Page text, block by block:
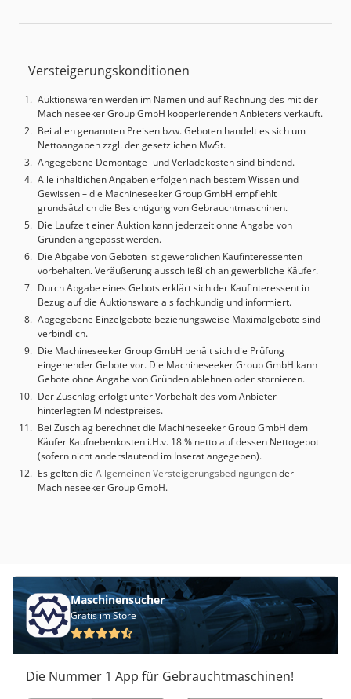
Versteigerungskonditionen
Auktionswaren werden im Namen und auf Rechnung des mit der
Machineseeker Group GmbH kooperierenden Anbieters verkauft.
Bei allen genannten Preisen bzw. Geboten handelt es sich um
Nettoangaben zzgl. der gesetzlichen MwSt.
Angegebene Demontage- und Verladekosten sind bindend.
Alle inhaltlichen Angaben erfolgen nach bestem Wissen und
Gewissen – die Machineseeker Group GmbH empfiehlt
grundsätzlich die Besichtigung von Gebrauchtmaschinen.
Die Laufzeit einer Auktion kann jederzeit ohne Angabe von
Gründen angepasst werden.
Die Abgabe von Geboten ist gewerblichen Kaufinteressenten
vorbehalten. Veräußerung ausschließlich an gewerbliche Käufer.
Durch Abgabe eines Gebots erklärt sich der Kaufinteressent in
Bezug auf die Auktionsware als fachkundig und informiert.
Abgegebene Einzelgebote beziehungsweise Maximalgebote sind
verbindlich.
Die Machineseeker Group GmbH behält sich die Prüfung
eingehender Gebote vor. Die Machineseeker Group GmbH kann
Gebote ohne Angabe von Gründen ablehnen oder stornieren.
Der Zuschlag erfolgt unter Vorbehalt des vom Anbieter
hinterlegten Mindestpreises.
Bei Zuschlag berechnet die Machineseeker Group GmbH dem
Käufer Kaufnebenkosten i.H.v. 18 % netto auf dessen Nettogebot
(sofern nicht anderslautend im Inserat angegeben).
Es gelten die Allgemeinen Versteigerungsbedingungender
Machineseeker Group GmbH.
Maschinensucher
Gratis im Store
Die Nummer 1 App für Gebrauchtmaschinen!